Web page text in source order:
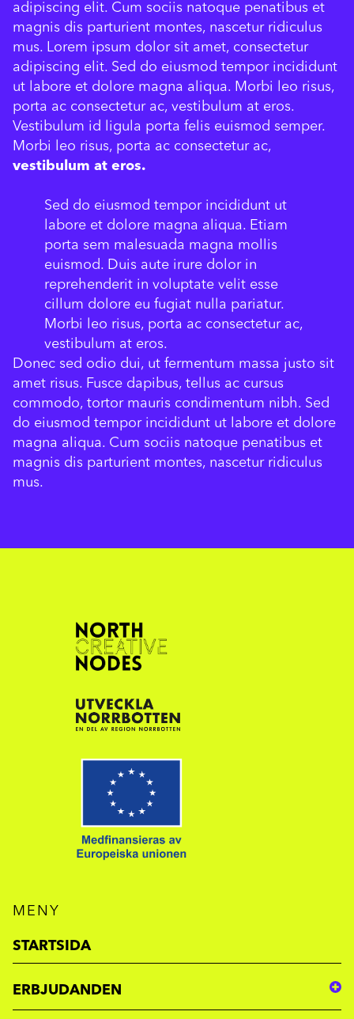
adipiscing elit. Cum sociis natoque penatibus et
magnis dis parturient montes, nascetur ridiculus
mus. Lorem ipsum dolor sit amet, consectetur
adipiscing elit. Sed do eiusmod tempor incididunt
ut labore et dolore magna aliqua. Morbi leo risus,
porta ac consectetur ac, vestibulum at eros.
Vestibulum id ligula porta felis euismod semper.
Morbi leo risus, porta ac consectetur ac,
vestibulum at eros.
Sed do eiusmod tempor incididunt ut
labore et dolore magna aliqua. Etiam
porta sem malesuada magna mollis
euismod. Duis aute irure dolor in
reprehenderit in voluptate velit esse
cillum dolore eu fugiat nulla pariatur.
Morbi leo risus, porta ac consectetur ac,
vestibulum at eros.
Donec sed odio dui, ut fermentum massa justo sit
amet risus. Fusce dapibus, tellus ac cursus
commodo, tortor mauris condimentum nibh. Sed
do eiusmod tempor incididunt ut labore et dolore
magna aliqua. Cum sociis natoque penatibus et
magnis dis parturient montes, nascetur ridiculus
mus.
MENY
STARTSIDA
ERBJUDANDEN